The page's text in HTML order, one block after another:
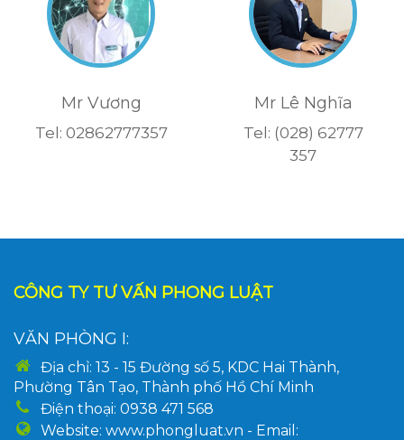
Mr Vương
Tel: 02862777357
Mr Lê Nghĩa
Tel: (028) 62777
357
CÔNG TY TƯ VẤN PHONG LUẬT
VĂN PHÒNG I:
Địa chỉ: 13 - 15 Đường số 5, KDC Hai Thành,
Phường Tân Tạo, Thành phố Hồ Chí Minh
Điện thoại: 0938 471 568
Website: www.phongluat.vn - Email: